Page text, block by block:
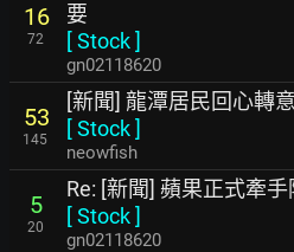
16
72
要
[Stock]
gn02118620
53
145
[新聞] 龍潭居民回心轉
[Stock]
neowfish
5
20
Re: [新聞] 蘋果正式牽
[Stock]
gn02118620